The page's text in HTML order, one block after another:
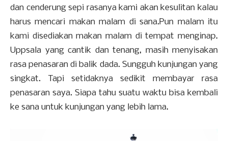
dan cenderung sepi rasanya kami akan kesulitan kalau
harus mencari makan malam di sana.Pun malam itu
kami disediakan makan malam di tempat menginap.
Uppsala yang cantik dan tenang, masih menyisakan
rasa penasaran di balik dada. Sungguh kunjungan yang
singkat. Tapi setidaknya sedikit membayar rasa
penasaran saya. Siapa tahu suatu waktu bisa kembali
ke sana untuk kunjungan yang lebih lama.